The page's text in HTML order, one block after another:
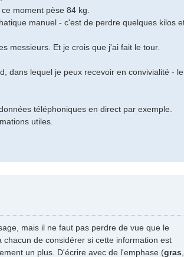
moment pèse 84 kg.
manuel - c'est de perdre quelques kilos
messieurs. Et je crois que j'ai fait le tour.
dans lequel je peux recevoir en convivialité - le
téléphoniques en direct par exemple.
utiles.
mais il ne faut pas perdre de vue que le
de considérer si cette information est
un plus. D'écrire avec de l'emphase (gras